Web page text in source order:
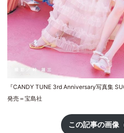
『CANDY TUNE 3rd Anniversary写真集
発売＝宝島社
この記事の画像